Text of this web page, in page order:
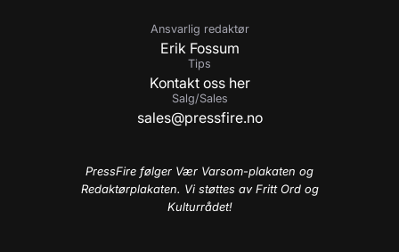
Ansvarlig redaktør
Erik Fossum
Tips
Kontakt oss her
Salg/Sales
sales@pressfire.no
PressFire følger Vær Varsom-plakaten og
Redaktørplakaten. Vi støttes av Fritt Ord og
Kulturrådet!